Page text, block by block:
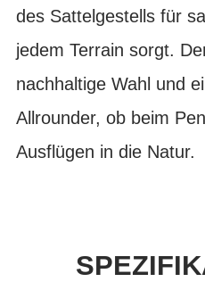
des Sattelgestells für
jedem Terrain sorgt.
nachhaltige Wahl und
Allrounder, ob beim
Ausflügen in die Natur.